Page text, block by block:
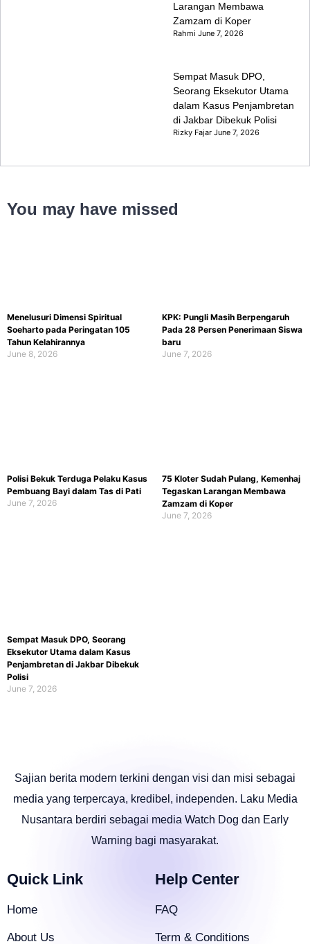
Larangan Membawa
Zamzam di Koper
RahmiJune 7, 2026
Sempat Masuk DPO,
Seorang Eksekutor Utama
dalam Kasus Penjambretan
di Jakbar Dibekuk Polisi
Rizky FajarJune 7, 2026
You may have missed
Menelusuri Dimensi Spiritual
Soeharto pada Peringatan 105
Tahun Kelahirannya
June 8, 2026
KPK: Pungli Masih Berpengaruh
Pada 28 Persen Penerimaan Siswa
baru
June 7, 2026
Polisi Bekuk Terduga Pelaku Kasus
Pembuang Bayi dalam Tas di Pati
June 7, 2026
75 Kloter Sudah Pulang, Kemenhaj
Tegaskan Larangan Membawa
Zamzam di Koper
June 7, 2026
Sempat Masuk DPO, Seorang
Eksekutor Utama dalam Kasus
Penjambretan di Jakbar Dibekuk
Polisi
June 7, 2026
Sajian berita modern terkini dengan visi dan misi sebagai
media yang terpercaya, kredibel, independen. Laku Media
Nusantara berdiri sebagai media Watch Dog dan Early
Warning bagi masyarakat.
Quick Link
Home
About Us
Help Center
FAQ
Term & Conditions